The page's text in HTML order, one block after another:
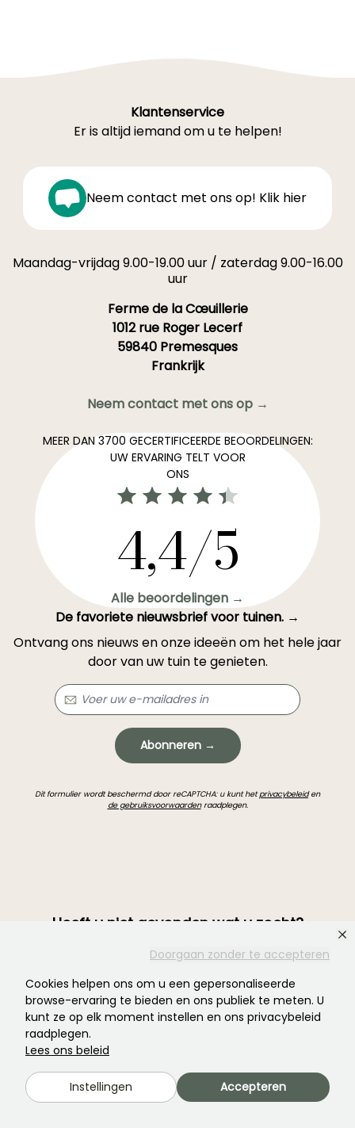
Doorgaan zonder te accepteren
Cookies helpen ons om u een gepersonaliseerde
browse-ervaring te bieden en ons publiek te meten. U
kunt ze op elk moment instellen en ons privacybeleid
raadplegen.
Lees ons beleid
Instellingen Accepteren
Klantenservice
Er is altijd iemand om u te helpen!
Neem contact met ons op! Klik hier
Maandag-vrijdag 9.00-19.00 uur / zaterdag 9.00-16.00
uur
Ferme de la Cœuillerie
1012 rue Roger Lecerf
59840 Premesques
Frankrijk
Neem contact met ons op →
MEER DAN 3700 GECERTIFICEERDE BEOORDELINGEN:
UW ERVARING TELT VOOR
ONS
4,4/5
Alle beoordelingen →
De favoriete nieuwsbrief voor tuinen. →
Ontvang ons nieuws en onze ideeën om het hele jaar
door van uw tuin te genieten.
Abonneren →
Dit formulier wordt beschermd door reCAPTCHA: u kunt hetprivacybeleiden
de gebruiksvoorwaardenraadplegen.
Heeft u niet gevonden wat u zocht?
Word lid van de community van plantenliefhebbers!